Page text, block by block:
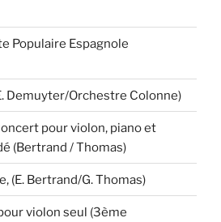
Populaire Espagnole
Demuyter/Orchestre Colonne)
pour violon, piano et
(Bertrand / Thomas)
(E. Bertrand/G. Thomas)
violon seul (3ème